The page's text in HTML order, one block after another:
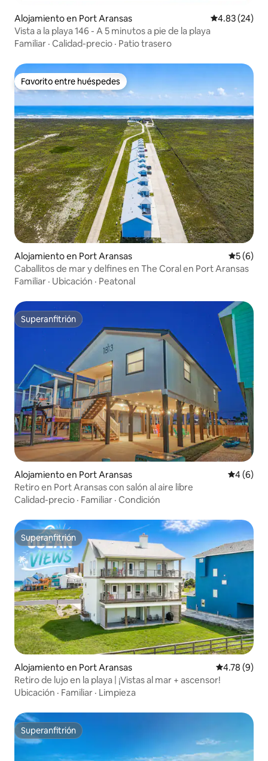
Alojamiento en Port Aransas Calificación
4.83 (24)
Vista a la playa 146 - A 5 minutos a pie de la playa
Familiar · Calidad-precio · Patio trasero
Favorito entre huéspedes
Favorito entre huéspedes
Alojamiento en Port Aransas
5 (6)
Caballitos de mar y delfines en The Coral en Port Aransas
Familiar · Ubicación · Peatonal
Superanfitrión
Superanfitrión
Alojamiento en Port Aransas
4 (6)
Retiro en Port Aransas con salón al aire libre
Calidad-precio · Familiar · Condición
Superanfitrión
Superanfitrión
Alojamiento en Port Aransas Calificación
4.78 (9)
Retiro de lujo en la playa | ¡Vistas al mar + ascensor!
Ubicación · Familiar · Limpieza
Superanfitrión
Superanfitrión